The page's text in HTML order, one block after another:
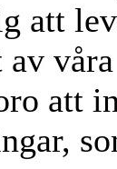
att
av
att